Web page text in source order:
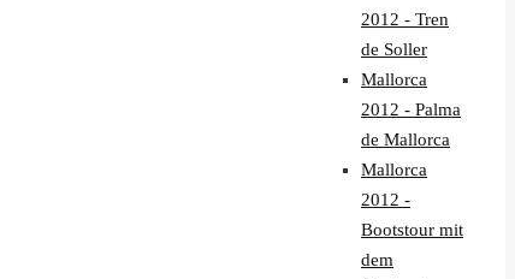
2012 - Tren
de Soller
Mallorca
2012 - Palma
de Mallorca
Mallorca
2012 -
Bootstour mit
dem